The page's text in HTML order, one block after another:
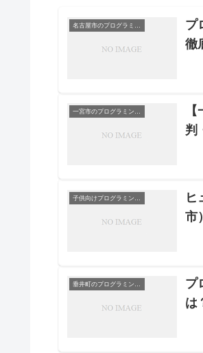
プ
徹
一宮市のプログラミングスクール
判
ヒ
市
垂井町のプログラミングスクール
プ
は